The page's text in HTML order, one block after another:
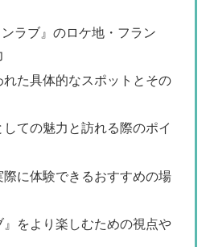
ラブ』のロケ地・フラン
た具体的なスポットとその
ての魅力と訪れる際のポイ
に体験できるおすすめの場
』をより楽しむための視点や